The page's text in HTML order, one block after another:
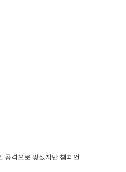
공격으로 맞섰지만 챔피언